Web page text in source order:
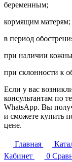
беременным;
кормящим матерям;
в период
при наличии
при склонности к
Если у вас
консультантам по
WhatsApp. Вы
и сможете купить
цене.
Главная
Кабинет
0